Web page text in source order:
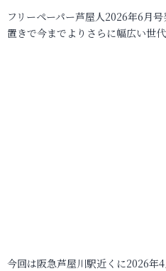
フリーペーパー芦屋人2026年6月
置きで今までよりさらに幅広い世
今回は阪急芦屋川駅近くに2026年